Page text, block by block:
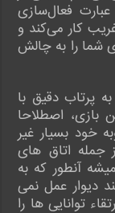
فعال‌سازی
کار می‌کند و
شما را به چالش
پرتاب دقیق با
بازی، اصطلاحا
خود بسیار غیر
جمله اتاق های
آنطور که به
دیوار عمل نمی
توانایی ها را